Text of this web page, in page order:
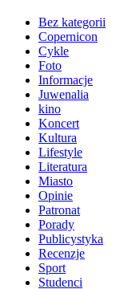
Bez kategorii
Copernicon
Cykle
Foto
Informacje
Juwenalia
kino
Koncert
Kultura
Lifestyle
Literatura
Miasto
Opinie
Patronat
Porady
Publicystyka
Recenzje
Sport
Studenci